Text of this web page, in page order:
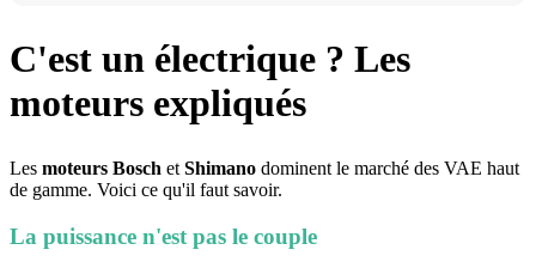
C'est un électrique ? Les
moteurs expliqués
Les moteurs Bosch et Shimano dominent le marché des VAE haut
de gamme. Voici ce qu'il faut savoir.
La puissance n'est pas le couple